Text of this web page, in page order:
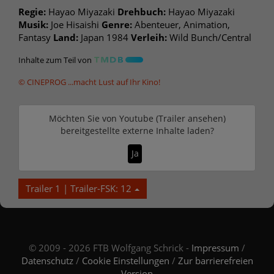
Regie: Hayao Miyazaki Drehbuch: Hayao Miyazaki
Musik: Joe Hisaishi Genre: Abenteuer, Animation,
Fantasy Land: Japan 1984 Verleih: Wild Bunch/Central
Inhalte zum Teil von
© CINEPROG ...macht Lust auf Ihr Kino!
Möchten Sie von Youtube (Trailer ansehen)
bereitgestellte externe Inhalte laden?
Ja
Trailer 1 | Trailer-FSK: 12
© 2009 - 2026 FTB Wolfgang Schrick - Impressum /
Datenschutz/ Cookie Einstellungen / Zur barrierefreien